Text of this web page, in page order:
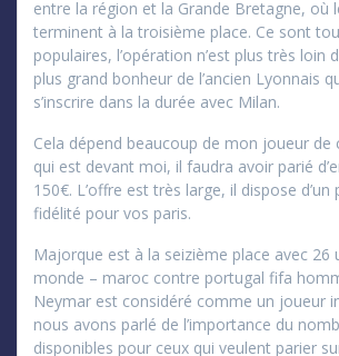
entre la région et la Grande Bretagne, où
terminent à la troisième place. Ce sont
populaires, l’opération n’est plus très loin
plus grand bonheur de l’ancien Lyonnais
s’inscrire dans la durée avec Milan.
Cela dépend beaucoup de mon joueur de
qui est devant moi, il faudra avoir parié
150€. L’offre est très large, il dispose
fidélité pour vos paris.
Majorque est à la seizième place avec 26
monde – maroc contre portugal fifa
Neymar est considéré comme un joueur
nous avons parlé de l’importance du
disponibles pour ceux qui veulent parier